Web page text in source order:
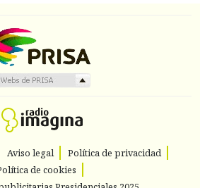
Aviso legal
Política de privacidad
de cookies